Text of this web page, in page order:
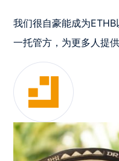
我们很自豪能成为
一托管方，为更多人提